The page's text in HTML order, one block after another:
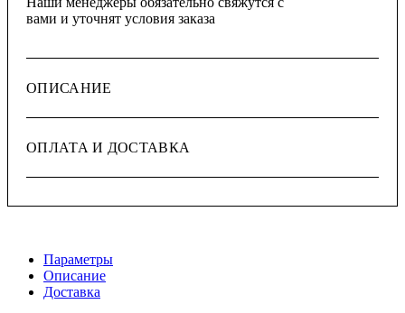
вами и уточнят условия заказа
ОПИСАНИЕ
ОПЛАТА И ДОСТАВКА
Параметры
Описание
Доставка